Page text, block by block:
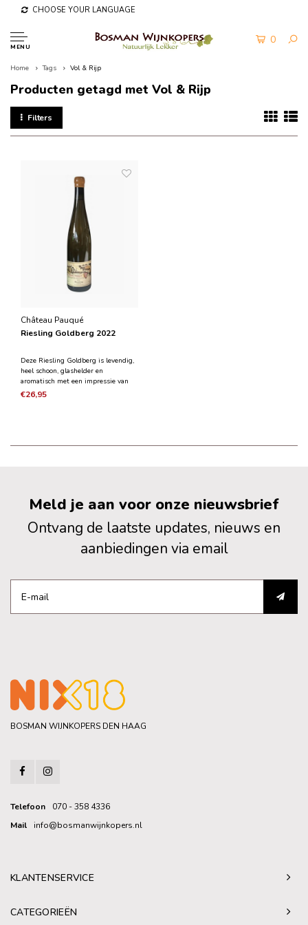
CHOOSE YOUR LANGUAGE
MENU
0
Home Tags Vol & Rijp
Producten getagd met Vol & Rijp
Filters
Château Pauqué
Riesling Goldberg 2022
Deze Riesling Goldberg is levendig,
heel schoon, glashelder en
aromatisch met een impressie van
groene pruimen en rijpe peer. Het is
€26,95
Meld je aan voor onze nieuwsbrief
Ontvang de laatste updates, nieuws en
aanbiedingen via email
BOSMAN WIJNKOPERS DEN HAAG
Telefoon
070 - 358 4336
Mail
info@bosmanwijnkopers.nl
KLANTENSERVICE
CATEGORIEËN